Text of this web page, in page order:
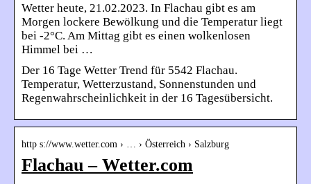
Wetter heute, 21.02.2023. In Flachau gibt es am
Morgen lockere Bewölkung und die Temperatur liegt
bei -2°C. Am Mittag gibt es einen wolkenlosen
Himmel bei …
Der 16 Tage Wetter Trend für 5542 Flachau.
Temperatur, Wetterzustand, Sonnenstunden und
Regenwahrscheinlichkeit in der 16 Tagesübersicht.
http s://www.wetter.com › … › Österreich › Salzburg
Flachau – Wetter.com